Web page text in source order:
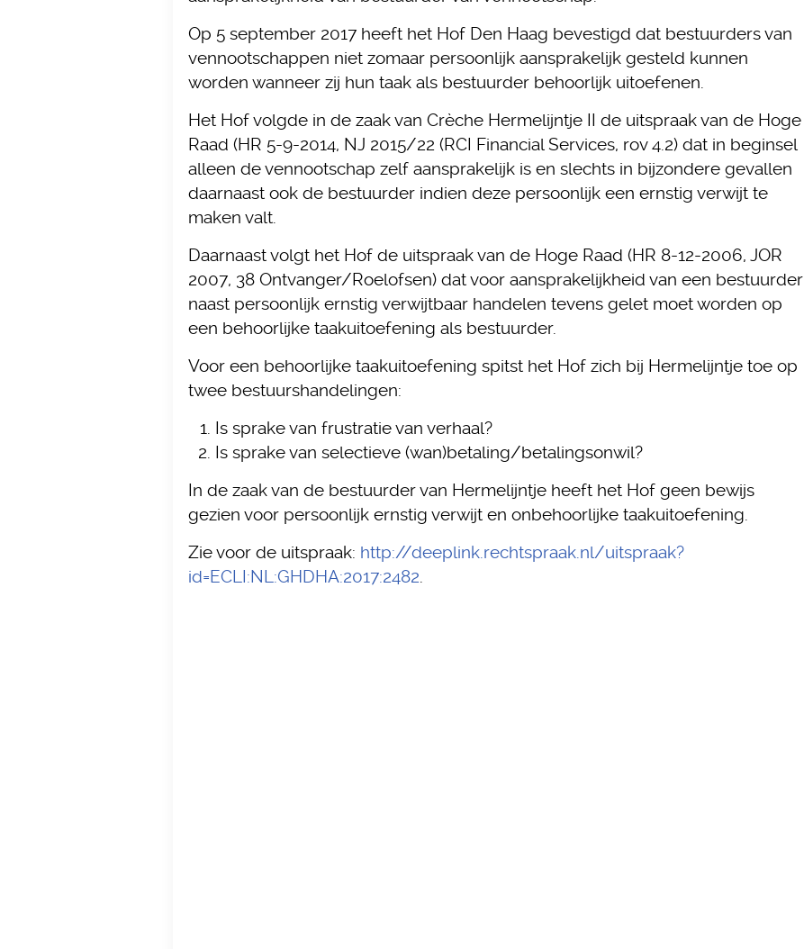
Op 5 september 2017 heeft het Hof Den Haag bevestigd dat bestuurders van
vennootschappen niet zomaar persoonlijk aansprakelijk gesteld kunnen
worden wanneer zij hun taak als bestuurder behoorlijk uitoefenen.
Het Hof volgde in de zaak van Crèche Hermelijntje II de uitspraak van de Hoge
Raad (HR 5-9-2014, NJ 2015/22 (RCI Financial Services, rov 4.2) dat in beginsel
alleen de vennootschap zelf aansprakelijk is en slechts in bijzondere gevallen
daarnaast ook de bestuurder indien deze persoonlijk een ernstig verwijt te
maken valt.
Daarnaast volgt het Hof de uitspraak van de Hoge Raad (HR 8-12-2006, JOR
2007, 38 Ontvanger/Roelofsen) dat voor aansprakelijkheid van een bestuurder
naast persoonlijk ernstig verwijtbaar handelen tevens gelet moet worden op
een behoorlijke taakuitoefening als bestuurder.
Voor een behoorlijke taakuitoefening spitst het Hof zich bij Hermelijntje toe op
twee bestuurshandelingen:
Is sprake van frustratie van verhaal?
Is sprake van selectieve (wan)betaling/betalingsonwil?
In de zaak van de bestuurder van Hermelijntje heeft het Hof geen bewijs
gezien voor persoonlijk ernstig verwijt en onbehoorlijke taakuitoefening.
Zie voor de uitspraak: http://deeplink.rechtspraak.nl/uitspraak?
id=ECLI:NL:GHDHA:2017:2482.